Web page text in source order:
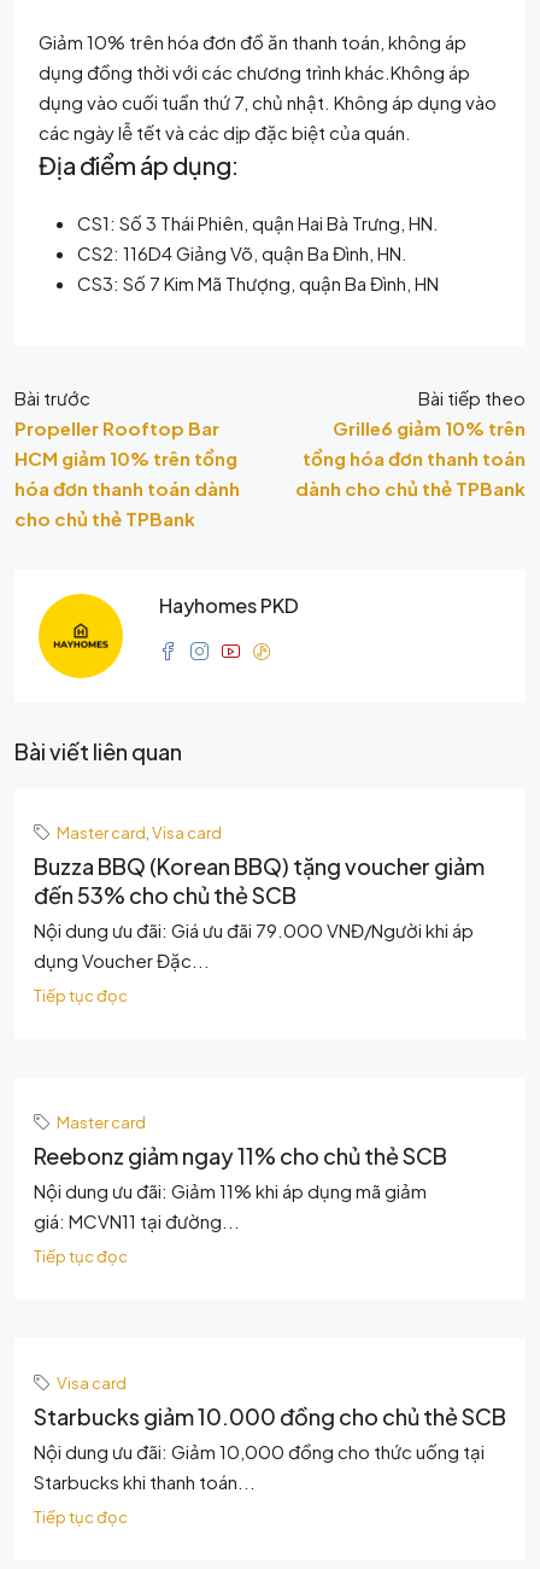
Giảm 10% trên hóa đơn đồ ăn thanh toán, không áp
dụng đồng thời với các chương trình khác.Không áp
dụng vào cuối tuần thứ 7, chủ nhật. Không áp dụng vào
các ngày lễ tết và các dịp đặc biệt của quán.
Địa điểm áp dụng:
CS1: Số 3 Thái Phiên, quận Hai Bà Trưng, HN.
CS2: 116D4 Giảng Võ, quận Ba Đình, HN.
CS3: Số 7 Kim Mã Thượng, quận Ba Đình, HN
Bài trước
Propeller Rooftop Bar
HCM giảm 10% trên tổng
hóa đơn thanh toán dành
cho chủ thẻ TPBank
Bài tiếp theo
Grille6 giảm 10% trên
tổng hóa đơn thanh toán
dành cho chủ thẻ TPBank
Hayhomes PKD
Bài viết liên quan
Master card Visa card
Buzza BBQ (Korean BBQ) tặng voucher giảm
đến 53% cho chủ thẻ SCB
Nội dung ưu đãi: Giá ưu đãi 79.000 VNĐ/Người khi áp
dụng Voucher Đặc...
Tiếp tục đọc
Master card
Reebonz giảm ngay 11% cho chủ thẻ SCB
Nội dung ưu đãi: Giảm 11% khi áp dụng mã giảm
giá: MCVN11 tại đường...
Tiếp tục đọc
Visa card
Starbucks giảm 10.000 đồng cho chủ thẻ SCB
Nội dung ưu đãi: Giảm 10,000 đồng cho thức uống tại
Starbucks khi thanh toán...
Tiếp tục đọc